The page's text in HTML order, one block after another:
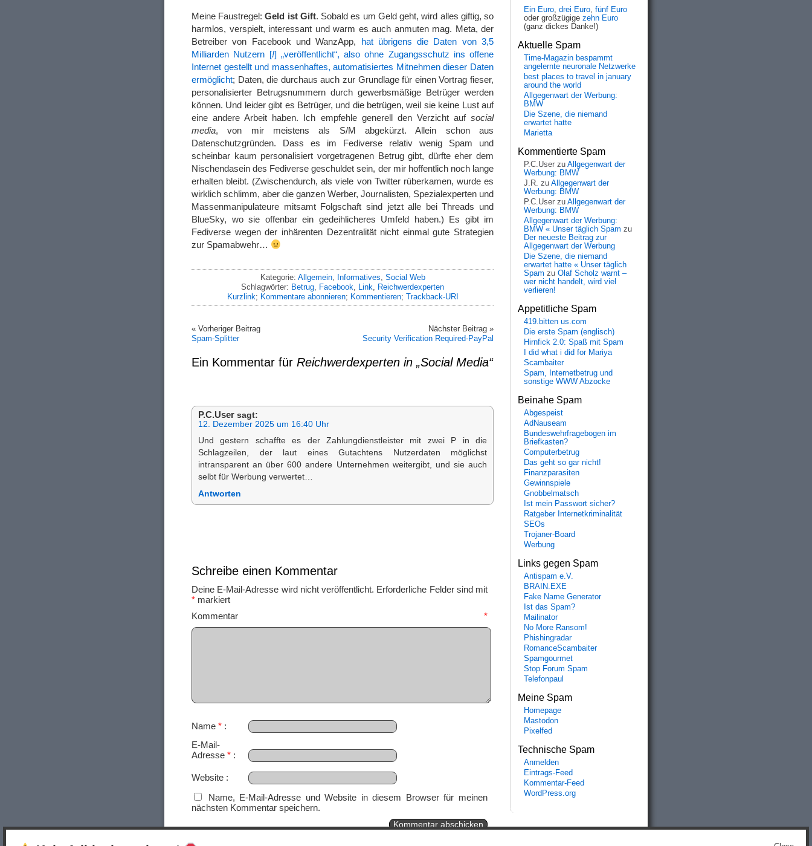
Meine Faustregel:Geld ist Gift. Sobald es um Geld geht, wird alles giftig, so
harmlos, verspielt, interessant und warm es auch anmuten mag. Meta, der
Betreiber von Facebook und WanzApp, hat übrigens die Daten von 3,5
Milliarden Nutzern [!] „veröffentlicht“, also ohne Zugangsschutz ins offene
Internet gestellt und massenhaftes, automatisiertes Mitnehmen dieser Daten
ermöglicht; Daten, die durchaus auch zur Grundlage für einen Vortrag fieser,
personalisierter Betrugsnummern durch gewerbsmäßige Betrüger werden
können. Und leider gibt es Betrüger, und die betrügen, weil sie keine Lust auf
eine andere Arbeit haben. Ich empfehle generell den Verzicht auf social
media, von mir meistens als S/M abgekürzt. Allein schon aus
Datenschutzgründen. Dass es im Fediverse relativ wenig Spam und
scheinbar kaum personalisiert vorgetragenen Betrug gibt, dürfte eher dem
Nischendasein des Fediverse geschuldet sein, der mir hoffentlich noch lange
erhalten bleibt. (Zwischendurch, als viele von Twitter rüberkamen, wurde es
wirklich schlimm, aber die ganzen Werber, Journalisten, Spezialexperten und
Massenmanipulateure mitsamt Folgschaft sind jetzt alle bei Threads und
BlueSky, wo sie offenbar ein gedeihlicheres Umfeld haben.) Es gibt im
Fediverse wegen der inhärenten Dezentralität nicht einmal gute Strategien
zur Spamabwehr…
Kategorie: Allgemein, Informatives, Social Web
Schlagwörter: Betrug, Facebook, Link, Reichwerdexperten
Kurzlink; Kommentare abonnieren; Kommentieren; Trackback-URI
« Vorheriger Beitrag
Spam-Splitter
Nächster Beitrag »
Security Verification Required-PayPal
Ein Kommentar für Reichwerdexperten in „Social Media“
P.C.User sagt:
12. Dezember 2025 um 16:40 Uhr
Und gestern schaffte es der Zahlungdienstleister mit zwei P in die
Schlagzeilen, der laut eines Gutachtens Nutzerdaten möglichst
intransparent an über 600 andere Unternehmen weitergibt, und sie auch
selbt für Werbung verwertet…
Antworten
Schreibe einen Kommentar
Deine E-Mail-Adresse wird nicht veröffentlicht. Erforderliche Felder sind mit
* markiert
Kommentar *
Name *
E-Mail-
Adresse *
Website
Name, E-Mail-Adresse und Website in diesem Browser für meinen
nächsten Kommentar speichern.
Ein Euro, drei Euro, fünf Euro
oder großzügige zehn Euro
(ganz dickes Danke!)
Aktuelle Spam
Time-Magazin bespammt
angelernte neuronale Netzwerke
best places to travel in january
around the world
Allgegenwart der Werbung:
BMW
Die Szene, die niemand
erwartet hatte
Marietta
Kommentierte Spam
P.C.User zu Allgegenwart der
Werbung: BMW
J.R. zu Allgegenwart der
Werbung: BMW
P.C.User zu Allgegenwart der
Werbung: BMW
Allgegenwart der Werbung:
BMW « Unser täglich Spam zu
Der neueste Beitrag zur
Allgegenwart der Werbung
Die Szene, die niemand
erwartet hatte « Unser täglich
Spam zu Olaf Scholz warnt –
wer nicht handelt, wird viel
verlieren!
Appetitliche Spam
419.bitten us.com
Die erste Spam (englisch)
Hirnfick 2.0: Spaß mit Spam
I did what i did for Mariya
Scambaiter
Spam, Internetbetrug und
sonstige WWW Abzocke
Beinahe Spam
Abgespeist
AdNauseam
Bundeswehrfragebogen im
Briefkasten?
Computerbetrug
Das geht so gar nicht!
Finanzparasiten
Gewinnspiele
Gnobbelmatsch
Ist mein Passwort sicher?
Ratgeber Internetkriminalität
SEOs
Trojaner-Board
Werbung
Links gegen Spam
Antispam e.V.
BRAIN.EXE
Fake Name Generator
Ist das Spam?
Mailinator
No More Ransom!
Phishingradar
RomanceScambaiter
Spamgourmet
Stop Forum Spam
Telefonpaul
Meine Spam
Homepage
Mastodon
Pixelfed
Technische Spam
Anmelden
Eintrags-Feed
Kommentar-Feed
WordPress.org